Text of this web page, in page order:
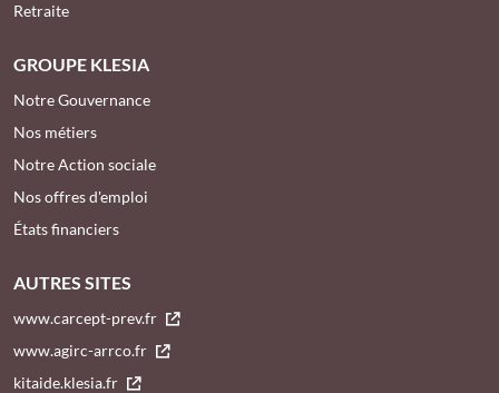
Retraite
GROUPE KLESIA
Notre Gouvernance
Nos métiers
Notre Action sociale
Nos offres d'emploi
États financiers
AUTRES SITES
www.carcept-prev.fr
www.agirc-arrco.fr
kitaide.klesia.fr